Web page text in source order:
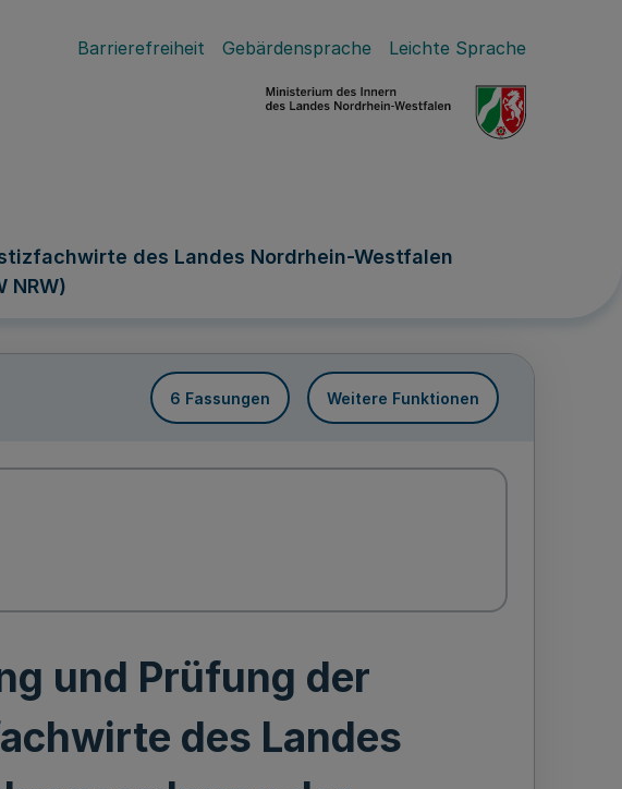
Barrierefreiheit Gebärdensprache Leichte Sprache
des Landes Nordrhein-Westfalen
NRW)
6 Fassungen Weitere Funktionen
und Prüfung der
des Landes